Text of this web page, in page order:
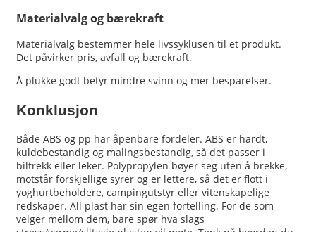
Materialvalg og bærekraft
Materialvalg bestemmer hele livssyklusen til et produkt.
Det påvirker pris, avfall og bærekraft.
Å plukke godt betyr mindre svinn og mer besparelser.
Konklusjon
Både ABS og pp har åpenbare fordeler. ABS er hardt,
kuldebestandig og malingsbestandig, så det passer i
biltrekk eller leker. Polypropylen bøyer seg uten å brekke,
motstår forskjellige syrer og er lettere, så det er flott i
yoghurtbeholdere, campingutstyr eller vitenskapelige
redskaper. All plast har sin egen fortelling. For de som
velger mellom dem, bare spør hva slags